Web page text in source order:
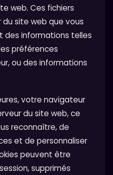
web. Ces fichiers
site web que vous
des informations telles
préférences
ou des informations
votre navigateur
du site web, ce
reconnaître, de
et de personnaliser
peuvent être
supprimés